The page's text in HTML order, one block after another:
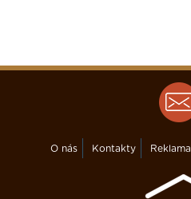
O nás Kontakty Reklama